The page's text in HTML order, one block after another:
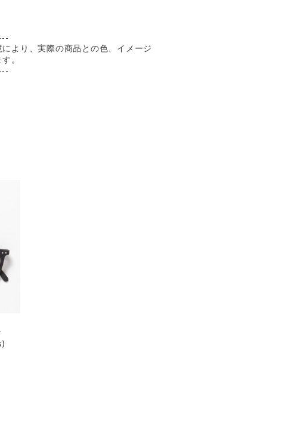
より、実際の商品との色、イメージ
。